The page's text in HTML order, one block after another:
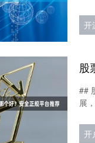
开
股
##
展
开